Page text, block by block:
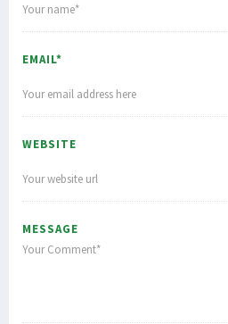
EMAIL*
WEBSITE
MESSAGE